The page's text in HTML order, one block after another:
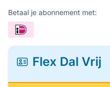
Betaal je abonnement met:
Flex Dal Vrij